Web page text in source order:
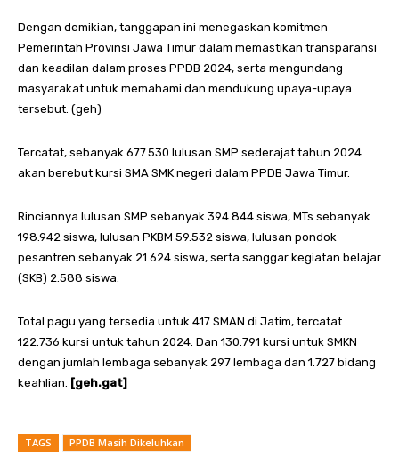
Dengan demikian, tanggapan ini menegaskan komitmen
Pemerintah Provinsi Jawa Timur dalam memastikan transparansi
dan keadilan dalam proses PPDB 2024, serta mengundang
masyarakat untuk memahami dan mendukung upaya-upaya
tersebut. (geh)
Tercatat, sebanyak 677.530 lulusan SMP sederajat tahun 2024
akan berebut kursi SMA SMK negeri dalam PPDB Jawa Timur.
Rinciannya lulusan SMP sebanyak 394.844 siswa, MTs sebanyak
198.942 siswa, lulusan PKBM 59.532 siswa, lulusan pondok
pesantren sebanyak 21.624 siswa, serta sanggar kegiatan belajar
(SKB) 2.588 siswa.
Total pagu yang tersedia untuk 417 SMAN di Jatim, tercatat
122.736 kursi untuk tahun 2024. Dan 130.791 kursi untuk SMKN
dengan jumlah lembaga sebanyak 297 lembaga dan 1.727 bidang
keahlian.
[geh.gat]
TAGS PPDB Masih Dikeluhkan